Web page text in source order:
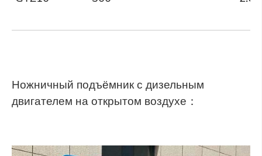
Ножничный подъёмник с дизельным
двигателем на открытом воздухе：